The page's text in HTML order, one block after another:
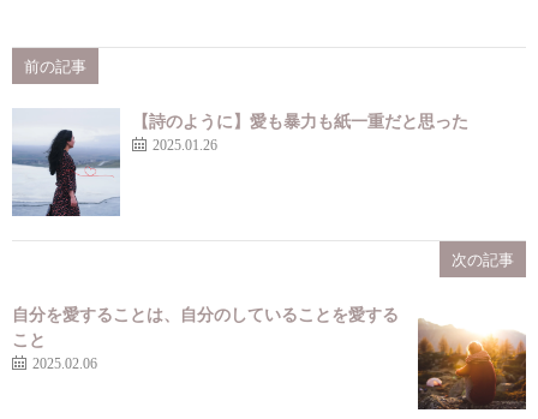
前の記事
【詩のように】愛も暴力も紙一重だと思った
2025.01.26
次の記事
自分を愛することは、自分のしていることを愛する
こと
2025.02.06